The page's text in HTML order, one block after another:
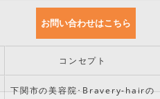
お問い合わせはこちら
コンセプト
下関市の美容院･Bravery-hairの